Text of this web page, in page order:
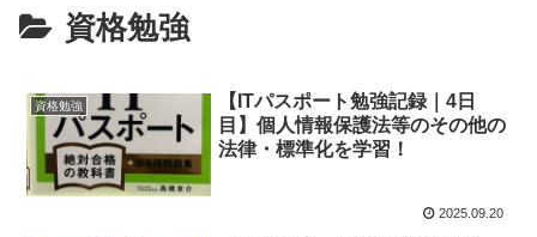
資格勉強
資格勉強
【ITパスポート勉強記録｜4日
目】個人情報保護法等のその他の
法律・標準化を学習！
2025.09.20